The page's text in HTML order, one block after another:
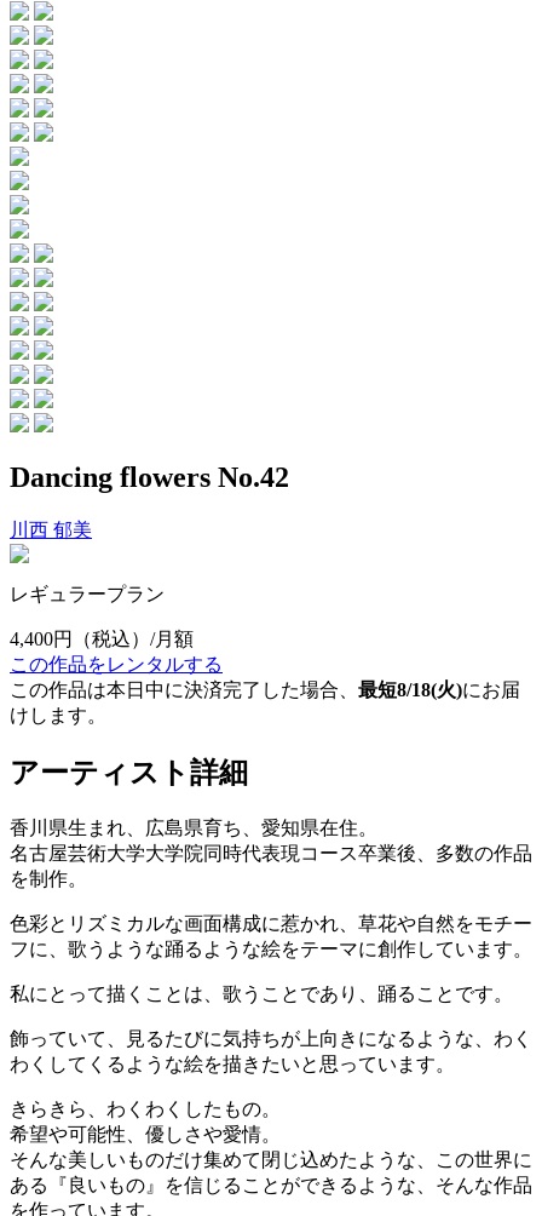
Dancing flowers No.42
川西 郁美
レギュラープラン
4,400円
（税込）/月額
この作品をレンタルする
この作品は本日中に決済完了した場合、 最短8/18(火)にお届
けします。
アーティスト詳細
香川県生まれ、広島県育ち、愛知県在住。
名古屋芸術大学大学院同時代表現コース卒業後、多数の作品
を制作。
色彩とリズミカルな画面構成に惹かれ、草花や自然をモチー
フに、歌うような踊るような絵をテーマに創作しています。
私にとって描くことは、歌うことであり、踊ることです。
飾っていて、見るたびに気持ちが上向きになるような、わく
わくしてくるような絵を描きたいと思っています。
きらきら、わくわくしたもの。
希望や可能性、優しさや愛情。
そんな美しいものだけ集めて閉じ込めたような、この世界に
ある『良いもの』を信じることができるような、そんな作品
を作っています。